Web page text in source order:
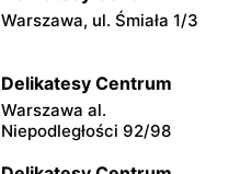
Warszawa, ul. Śmiała 1/3
Delikatesy Centrum
Warszawa al.
Niepodległości 92/98